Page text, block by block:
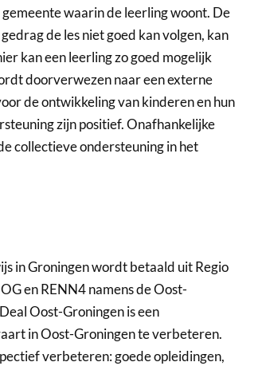
waarin de leerling woont. De
de les niet goed kan volgen, kan
kan een leerling zo goed mogelijk
doorverwezen naar een externe
de ontwikkeling van kinderen en hun
zijn positief. Onafhankelijke
collectieve ondersteuning in het
in Groningen wordt betaald uit Regio
en RENN4 namens de Oost-
Oost-Groningen is een
in Oost-Groningen te verbeteren.
verbeteren: goede opleidingen,